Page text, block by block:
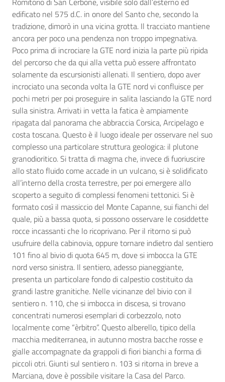
edificato nel 575 d.C. in onore del Santo che, secondo la
tradizione, dimorò in una vicina grotta. Il tracciato mantiene
ancora per poco una pendenza non troppo impegnativa.
Poco prima di incrociare la GTE nord inizia la parte più ripida
del percorso che da qui alla vetta può essere affrontato
solamente da escursionisti allenati. Il sentiero, dopo aver
incrociato una seconda volta la GTE nord vi confluisce per
pochi metri per poi proseguire in salita lasciando la GTE nord
sulla sinistra. Arrivati in vetta la fatica è ampiamente
ripagata dal panorama che abbraccia Corsica, Arcipelago e
costa toscana. Questo è il luogo ideale per osservare nel suo
complesso una particolare struttura geologica: il plutone
granodioritico. Si tratta di magma che, invece di fuoriuscire
allo stato fluido come accade in un vulcano, si è solidificato
all’interno della crosta terrestre, per poi emergere allo
scoperto a seguito di complessi fenomeni tettonici. Si è
formato così il massiccio del Monte Capanne, sui fianchi del
quale, più a bassa quota, si possono osservare le cosiddette
rocce incassanti che lo ricoprivano. Per il ritorno si può
usufruire della cabinovia, oppure tornare indietro dal sentiero
101 fino al bivio di quota 645 m, dove si imbocca la GTE
nord verso sinistra. Il sentiero, adesso pianeggiante,
presenta un particolare fondo di calpestio costituito da
grandi lastre granitiche. Nelle vicinanze del bivio con il
sentiero n. 110, che si imbocca in discesa, si trovano
concentrati numerosi esemplari di corbezzolo, noto
localmente come “èrbitro”. Questo alberello, tipico della
macchia mediterranea, in autunno mostra bacche rosse e
gialle accompagnate da grappoli di fiori bianchi a forma di
piccoli otri. Giunti sul sentiero n. 103 si ritorna in breve a
Marciana, dove è possibile visitare la Casa del Parco.